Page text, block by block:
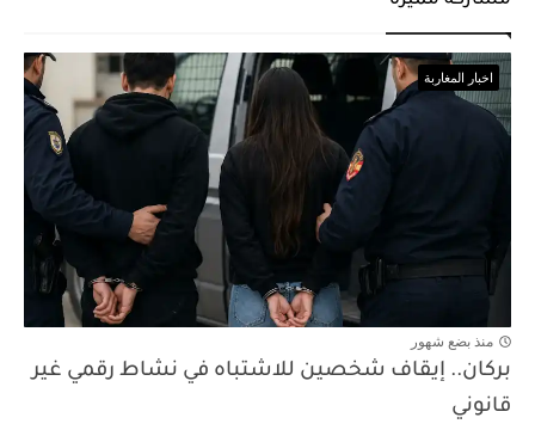
اخبار المغاربة
منذ بضع شهور
بركان.. إيقاف شخصين للاشتباه في نشاط رقمي غير
قانوني